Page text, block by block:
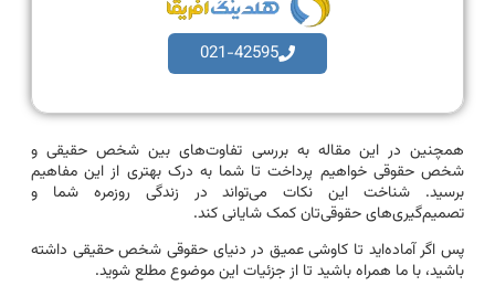
021-42595
همچنین در این مقاله به بررسی تفاوت‌های بین شخص حقیقی و
شخص حقوقی خواهیم پرداخت تا شما به درک بهتری از این مفاهیم
برسید. شناخت این نکات می‌تواند در زندگی روزمره شما و
تصمیم‌گیری‌های حقوقی‌تان کمک شایانی کند.
پس اگر آماده‌اید تا کاوشی عمیق در دنیای حقوقی شخص حقیقی داشته
باشید، با ما همراه باشید تا از جزئیات این موضوع مطلع شوید.